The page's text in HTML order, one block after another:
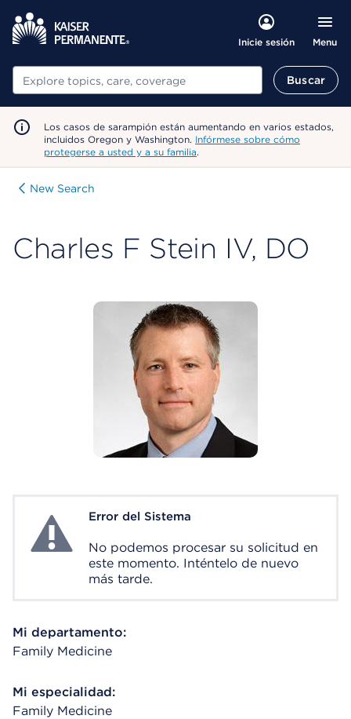
Inicie sesión Menu
Buscar Buscar
Los casos de sarampión están aumentando en varios estados,
incluidos Oregon y Washington. Infórmese sobre cómo
protegerse a usted y a su familia.
New Search
Charles F Stein IV, DO
System ErrorError del Sistema
No podemos procesar su solicitud en
este momento. Inténtelo de nuevo
más tarde.
Mi departamento:
Family Medicine
Mi especialidad:
Family Medicine